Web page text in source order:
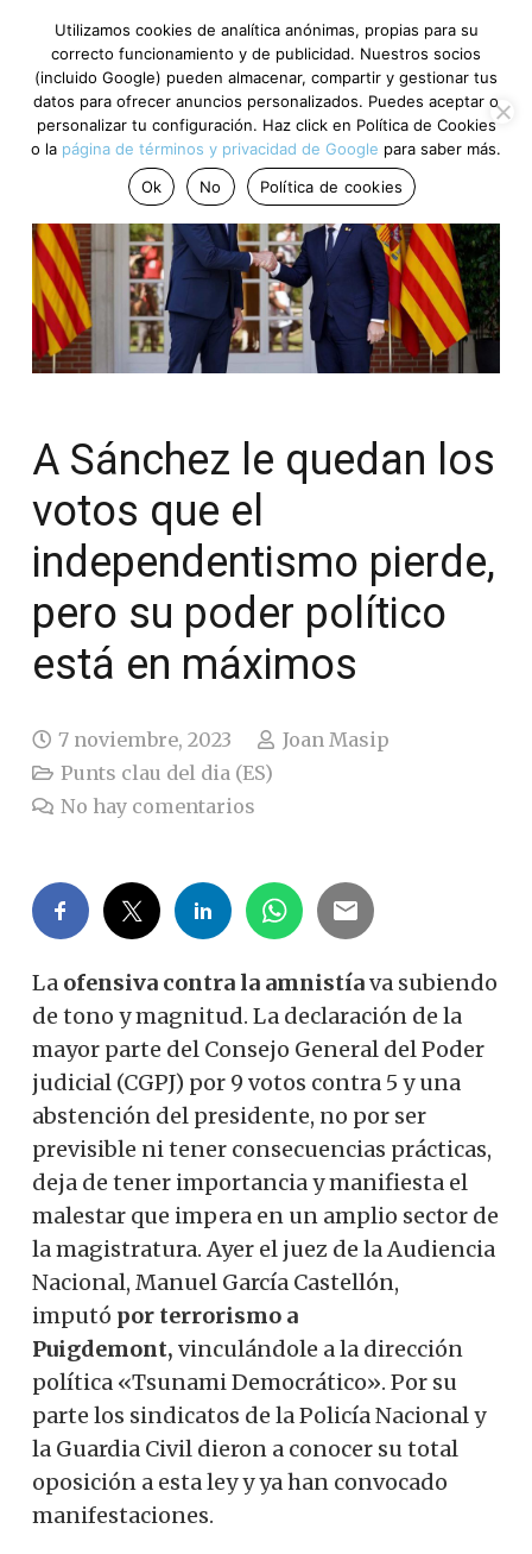
A Sánchez le quedan los
votos que el
independentismo pierde,
pero su poder político
está en máximos
7 noviembre, 2023
Joan Masip
Punts clau del dia (ES)
No hay comentarios
La ofensiva contra la amnistíava subiendo
de tono y magnitud. La declaración de la
mayor parte del Consejo General del Poder
judicial (CGPJ) por 9 votos contra 5 y una
abstención del presidente, no por ser
previsible ni tener consecuencias prácticas,
deja de tener importancia y manifiesta el
malestar que impera en un amplio sector de
la magistratura. Ayer el juez de la Audiencia
Nacional, Manuel García Castellón,
imputó por terrorismo a
Puigdemont, vinculándole a la dirección
política «Tsunami Democrático». Por su
parte los sindicatos de la Policía Nacional y
la Guardia Civil dieron a conocer su total
oposición a esta ley y ya han convocado
manifestaciones.
Utilizamos cookies de analítica anónimas, propias para su
correcto funcionamiento y de publicidad. Nuestros socios
(incluido Google) pueden almacenar, compartir y gestionar tus
datos para ofrecer anuncios personalizados. Puedes aceptar o
personalizar tu configuración. Haz click en Política de Cookies
o la página de términos y privacidad de Google para saber más.
Ok
No Política de cookies